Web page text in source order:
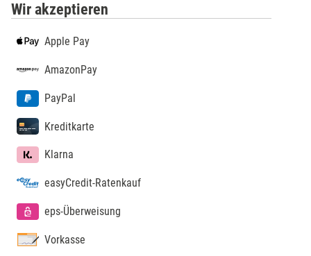
Wir akzeptieren
Apple Pay
AmazonPay
PayPal
Kreditkarte
Klarna
easyCredit-Ratenkauf
eps-Überweisung
Vorkasse